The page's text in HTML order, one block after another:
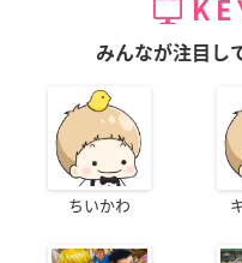
みんなが注目し
ちいかわ